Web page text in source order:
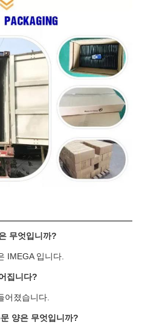
무엇입니까?
IMEGA 입니다.
집니다?
어졌습니다.
양은 무엇입니까?